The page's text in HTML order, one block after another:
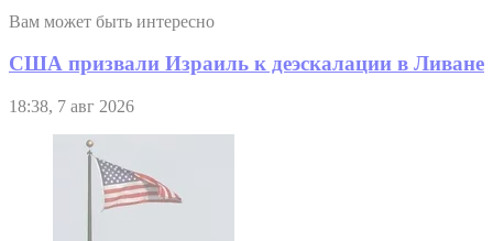
Вам может быть интересно
США призвали Израиль к деэскалации в Ливане
18:38, 7 авг 2026